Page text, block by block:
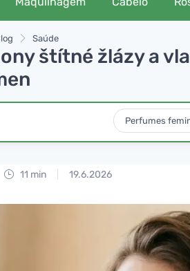
Saúde
štítné žlázy a
Perfumes
11 min 19.6.2026